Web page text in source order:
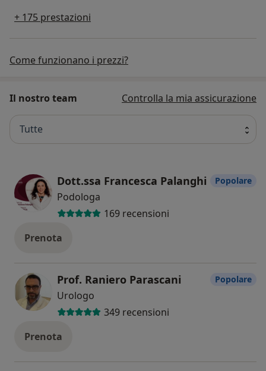
+ 175 prestazioni
Come funzionano i prezzi?
Il nostro team Controlla la mia assicurazione
Tutte
Dott.ssa Francesca Palanghi
Podologa
169 recensioni
Popolare
Prenota
Prof. Raniero Parascani
Urologo
349 recensioni
Popolare
Prenota